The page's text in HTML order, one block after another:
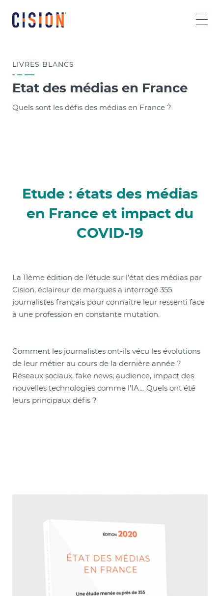
LIVRES BLANCS
Etat des médias en France
Quels sont les défis des médias en France ?
Etude : états des médias
en France et impact du
COVID-19
La 11ème édition de l’étude sur l’état des médias par
Cision, éclaireur de marques a interrogé 355
journalistes français pour connaître leur ressenti face
à une profession en constante mutation.
Comment les journalistes ont-ils vécu les évolutions
de leur métier au cours de la dernière année ?
Réseaux sociaux, fake news, audience, impact des
nouvelles technologies comme l’IA… Quels ont été
leurs principaux défis ?